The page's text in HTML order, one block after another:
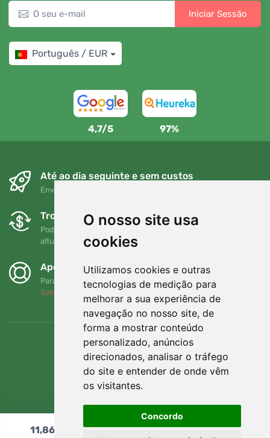
O nosso site usa
cookies
Utilizamos cookies e outras
tecnologias de medição para
melhorar a sua experiência de
navegação no nosso site, de
forma a mostrar conteúdo
personalizado, anúncios
direcionados, analisar o tráfego
do site e entender de onde vêm
os visitantes.
Concordo
Iniciar Sessão
Português / EUR
4,7/5 97%
Até ao dia seguinte e sem custos
Envio gratuito para encomendas superiores a 80 EUR
Trocas e devoluções gratuitas
Pode devolver ou trocar a sua encomenda em qualquer
altura no prazo de 90 dias
Apoiamos a Trees.org
Para cada encomenda plantamos uma árvore! Leia mais
Sobre nós
11,86 Adicionar ao carrinho